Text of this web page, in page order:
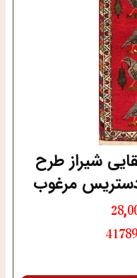
شیراز طرح
مرغوب